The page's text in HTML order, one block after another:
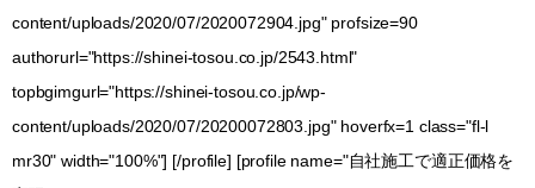
content/uploads/2020/07/2020072904.jpg" profsize=90
authorurl="https://shinei-tosou.co.jp/2543.html"
topbgimgurl="https://shinei-tosou.co.jp/wp-
content/uploads/2020/07/20200072803.jpg" hoverfx=1 class="fl-l
mr30" width="100%"] [/profile] [profile name="自社施工で適正価格を